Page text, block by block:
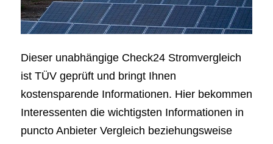
Dieser unabhängige Check24 Stromvergleich
ist TÜV geprüft und bringt Ihnen
kostensparende Informationen. Hier bekommen
Interessenten die wichtigsten Informationen in
puncto Anbieter Vergleich beziehungsweise